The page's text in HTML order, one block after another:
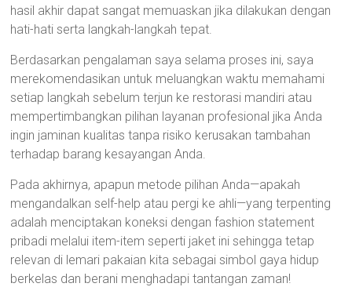
hasil akhir dapat sangat memuaskan jika dilakukan dengan
hati-hati serta langkah-langkah tepat.
Berdasarkan pengalaman saya selama proses ini, saya
merekomendasikan untuk meluangkan waktu memahami
setiap langkah sebelum terjun ke restorasi mandiri atau
mempertimbangkan pilihan layanan profesional jika Anda
ingin jaminan kualitas tanpa risiko kerusakan tambahan
terhadap barang kesayangan Anda.
Pada akhirnya, apapun metode pilihan Anda—apakah
mengandalkan self-help atau pergi ke ahli—yang terpenting
adalah menciptakan koneksi dengan fashion statement
pribadi melalui item-item seperti jaket ini sehingga tetap
relevan di lemari pakaian kita sebagai simbol gaya hidup
berkelas dan berani menghadapi tantangan zaman!